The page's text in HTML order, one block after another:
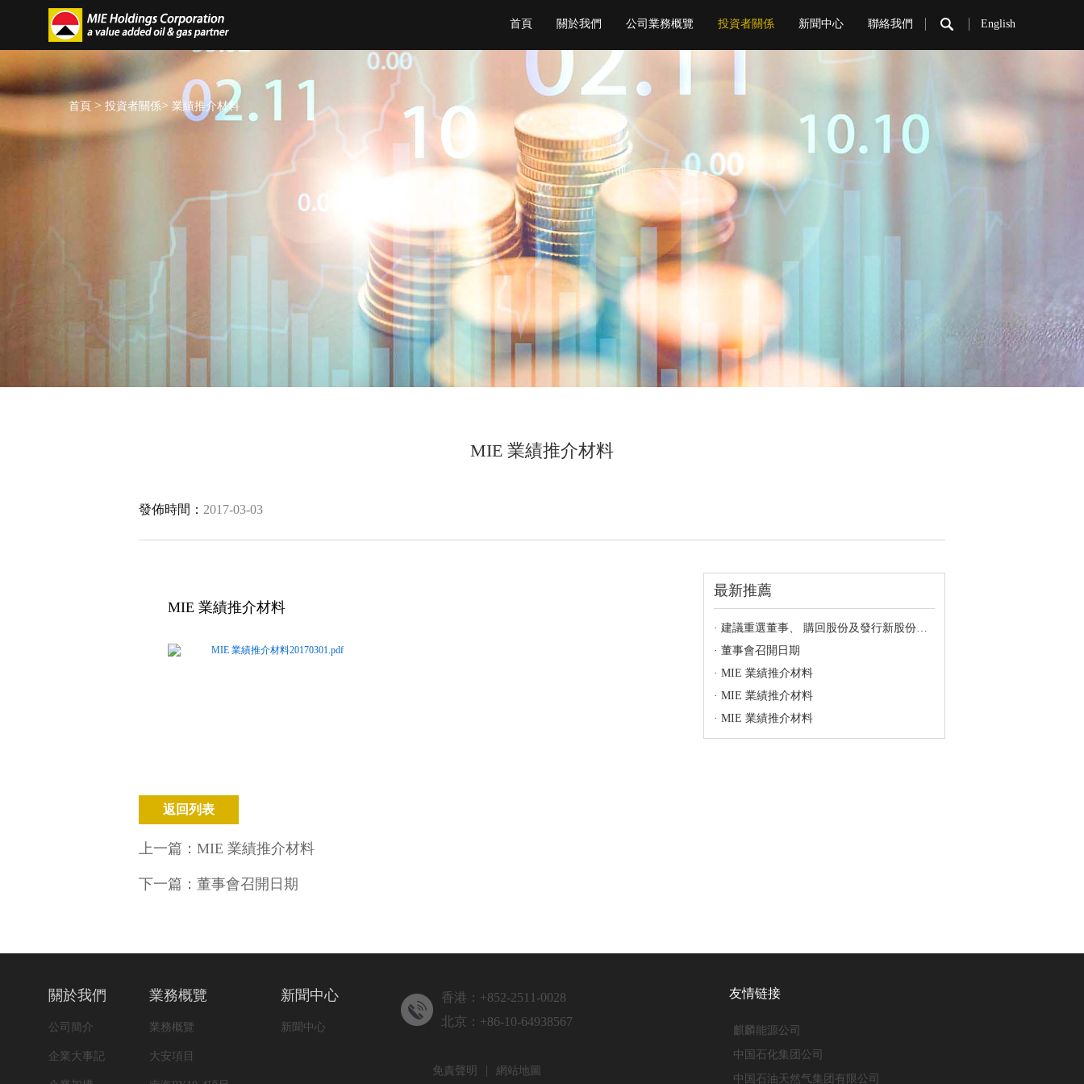
首頁 關於我們 公司業務概覽 投資者關係 新聞中心 聯絡我們 English
首頁 >投資者關係>業績推介材料
MIE 業績推介材料
發佈時間： 2017-03-03
MIE 業績推介材料
MIE 業績推介材料20170301.pdf
最新推薦
· 建議重選董事、 購回股份及發行新股份的一般授權 及 股東週年大會通告
· 董事會召開日期
· MIE 業績推介材料
· MIE 業績推介材料
· MIE 業績推介材料
返回列表
上一篇： MIE 業績推介材料
下一篇： 董事會召開日期
關於我們
公司簡介
企業大事記
業務概覽
業務概覽
大安項目
新聞中心
新聞中心
香港：+852-2511-0028
北京：+86-10-64938567
免責聲明 | 網站地圖
友情链接
麒麟能源公司
中国石化集团公司
中国石油天然气集团有限公司